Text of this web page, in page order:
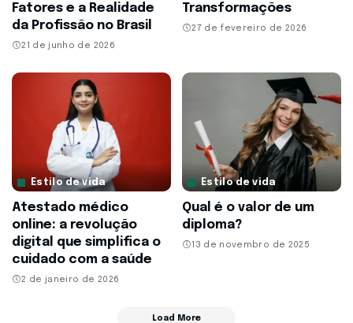
Fatores e a Realidade
da Profissão no Brasil
21 de junho de 2026
Transformações
27 de fevereiro de 2026
Estilo de vida
Atestado médico
online: a revolução
digital que simplifica o
cuidado com a saúde
2 de janeiro de 2026
Estilo de vida
Qual é o valor de um
diploma?
13 de novembro de 2025
Load More